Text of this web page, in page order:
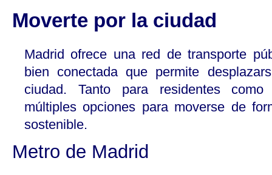
Moverte por la ciudad
Madrid ofrece una red de transporte
bien conectada que permite
ciudad. Tanto para residentes
múltiples opciones para moverse de
sostenible.
Metro de Madrid